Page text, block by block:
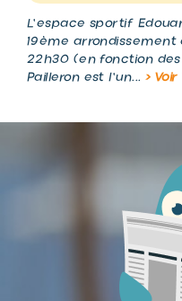
L'espace sportif
19ème
22h30 (en fonction
Pailleron est l'un... >